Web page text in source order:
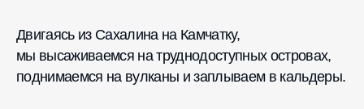
Двигаясь из Сахалина на Камчатку,
мы высаживаемся на труднодоступных островах,
поднимаемся на вулканы и заплываем в кальдеры.